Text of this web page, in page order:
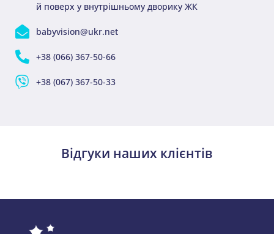
й поверх у внутрішньому дворику ЖК
babyvision@ukr.net
+38 (066) 367-50-66
+38 (067) 367-50-33
Відгуки наших клієнтів